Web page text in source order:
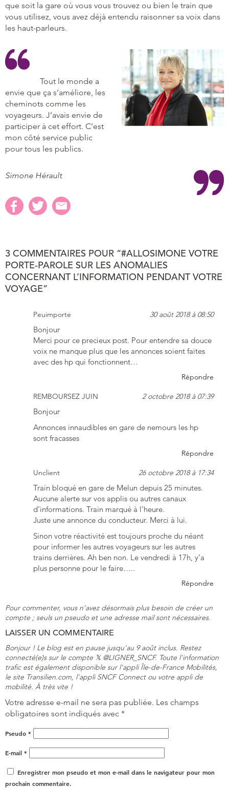
que soit la gare où vous vous trouvez ou bien le train que
vous utilisez, vous avez déjà entendu raisonner sa voix dans
les haut-parleurs.
Tout le monde a
envie que ça s’améliore, les
cheminots comme les
voyageurs. J’avais envie de
participer à cet effort. C’est
mon côté service public
pour tous les publics.
Simone Hérault
3 COMMENTAIRES POUR “#ALLOSIMONE VOTRE
PORTE-PAROLE SUR LES ANOMALIES
CONCERNANT L’INFORMATION PENDANT VOTRE
VOYAGE”
Peuimporte 30 août 2018 à 08:50
Bonjour
Merci pour ce precieux post. Pour entendre sa douce
voix ne manque plus que les annonces soient faites
avec des hp qui fonctionnent…
Répondre
REMBOURSEZ JUIN 2 octobre 2018 à 07:39
Bonjour
Annonces innaudibles en gare de nemours les hp
sont fracasses
Répondre
Unclient 26 octobre 2018 à 17:34
Train bloqué en gare de Melun depuis 25 minutes.
Aucune alerte sur vos applis ou autres canaux
d’informations. Train marqué à l’heure.
Juste une annonce du conducteur. Merci à lui.
Sinon votre réactivité est toujours proche du néant
pour informer les autres voyageurs sur les autres
trains derrières. Ah ben non. Le vendredi à 17h, y’a
plus personne pour le faire…..
Répondre
Pour commenter, vous n’avez désormais plus besoin de créer un
compte ; seuls un pseudo et une adresse mail sont nécessaires.
LAISSER UN COMMENTAIRE
Bonjour ! Le blog est en pause jusqu'au 9 août inclus. Restez
connecté(e)s sur le compte 𝕏 @LIGNER_SNCF. Toute l'information
trafic est également disponible sur l'appli Île-de-France Mobilités,
le site Transilien.com, l'appli SNCF Connect ou votre appli de
mobilité. À très vite !
Votre adresse e-mail ne sera pas publiée. Les champs
obligatoires sont indiqués avec *
Pseudo *
E-mail *
Enregistrer mon pseudo et mon e-mail dans le navigateur pour mon
prochain commentaire.